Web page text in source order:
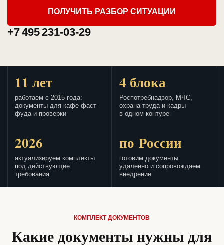
ПОЛУЧИТЬ РАЗБОР СИТУАЦИИ
+7 495 231-03-29
11 лет
работаем с 2015 года:
документы для кафе фаст-
фуда и проверки
4 блока
Роспотребнадзор, МЧС,
охрана труда и кадры
в одном контуре
2026
актуализируем комплекты
под действующие
требования
по России
готовим документы
удаленно и сопровождаем
внедрение
КОМПЛЕКТ ДОКУМЕНТОВ
Какие документы нужны для